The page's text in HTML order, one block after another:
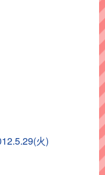
火)